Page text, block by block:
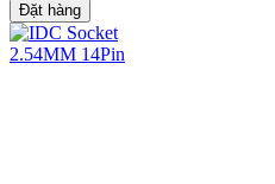
Đặt hàng